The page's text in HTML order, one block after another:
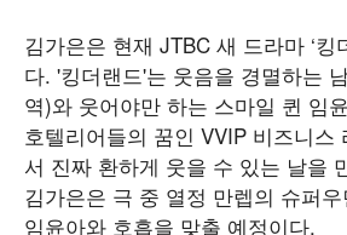
김가은은 현재 JTBC 새 드라마 ‘킹
다. '킹더랜드'는 웃음을 경멸하는
역)와 웃어야만 하는 스마일 퀸 임
호텔리어들의 꿈인 VVIP 비즈니스
서 진짜 환하게 웃을 수 있는 날을
김가은은 극 중 열정 만렙의 슈퍼
임윤아와 호흡을 맞출 예정이다.